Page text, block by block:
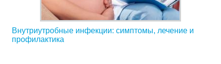
Внутриутробные инфекции: симптомы, лечение и
профилактика